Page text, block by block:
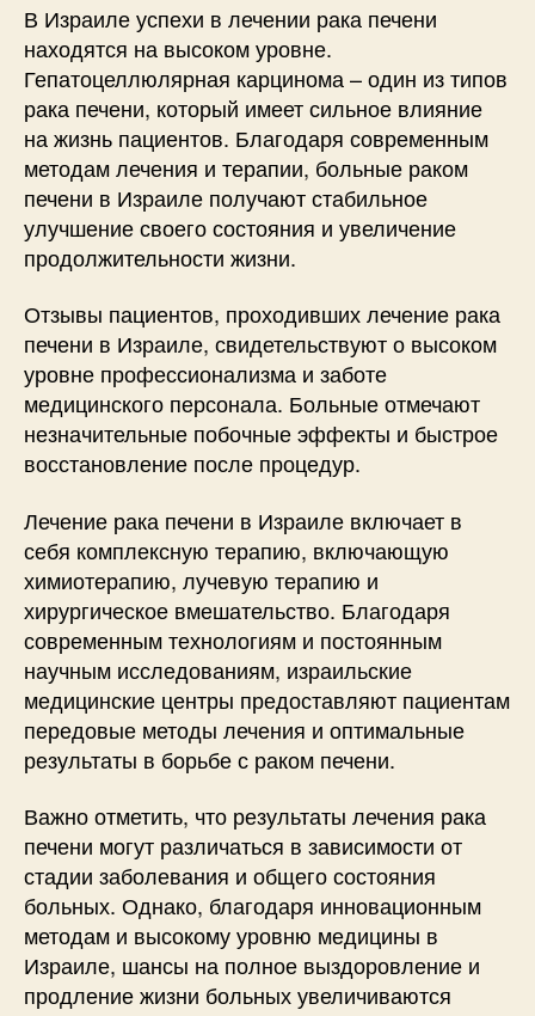
В Израиле успехи в лечении рака печени
находятся на высоком уровне.
Гепатоцеллюлярная карцинома – один из типов
рака печени, который имеет сильное влияние
на жизнь пациентов. Благодаря современным
методам лечения и терапии, больные раком
печени в Израиле получают стабильное
улучшение своего состояния и увеличение
продолжительности жизни.
Отзывы пациентов, проходивших лечение рака
печени в Израиле, свидетельствуют о высоком
уровне профессионализма и заботе
медицинского персонала. Больные отмечают
незначительные побочные эффекты и быстрое
восстановление после процедур.
Лечение рака печени в Израиле включает в
себя комплексную терапию, включающую
химиотерапию, лучевую терапию и
хирургическое вмешательство. Благодаря
современным технологиям и постоянным
научным исследованиям, израильские
медицинские центры предоставляют пациентам
передовые методы лечения и оптимальные
результаты в борьбе с раком печени.
Важно отметить, что результаты лечения рака
печени могут различаться в зависимости от
стадии заболевания и общего состояния
больных. Однако, благодаря инновационным
методам и высокому уровню медицины в
Израиле, шансы на полное выздоровление и
продление жизни больных увеличиваются